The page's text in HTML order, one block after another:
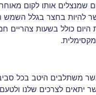
שמנצלים אותו לקום
בחצר בגלל השמש
כולל בשעות צהריים
מקסימלית.
משתלבים היטב בכל
יתאים לצרכים שלנו